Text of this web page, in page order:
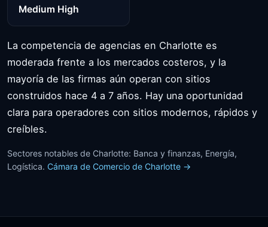
Medium High
La competencia de agencias en Charlotte es
moderada frente a los mercados costeros, y la
mayoría de las firmas aún operan con sitios
construidos hace 4 a 7 años. Hay una oportunidad
clara para operadores con sitios modernos, rápidos y
creíbles.
Sectores notables de Charlotte: Banca y finanzas, Energía,
Logística. Cámara de Comercio de Charlotte →